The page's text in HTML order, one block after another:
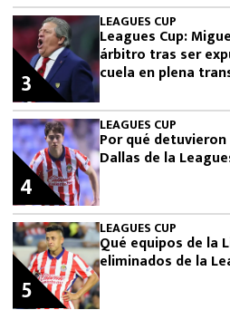
LEAGUES CUP
Leagues Cup:
árbitro tras ser
cuela en plena
3
LEAGUES CUP
Por qué
Dallas de la
4
LEAGUES CUP
Qué equipos de la
eliminados de la
5